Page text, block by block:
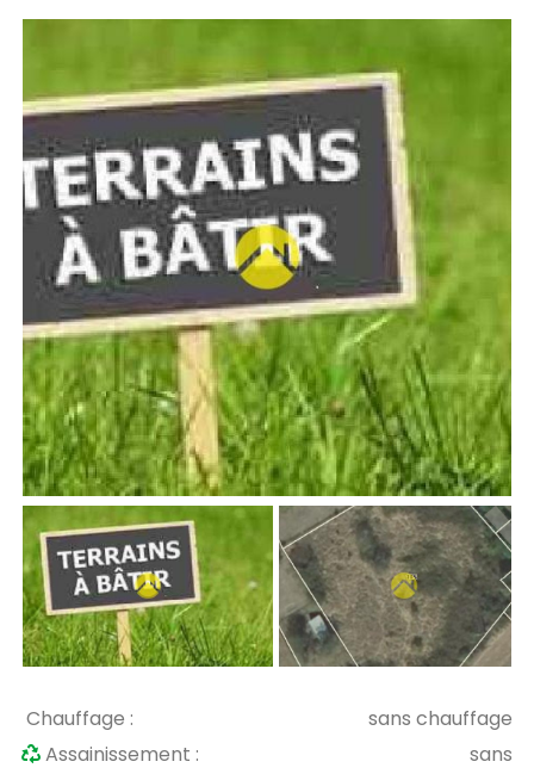
Chauffage :
sans chauffage
Assainissement :
sans